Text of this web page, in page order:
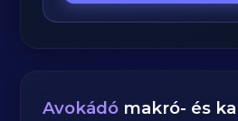
Avokádó makró- és